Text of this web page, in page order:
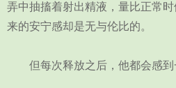
弄中抽搐着射出精液，量比正常
来的安宁感却是无与伦比的。
但每次释放之后，他都会感到